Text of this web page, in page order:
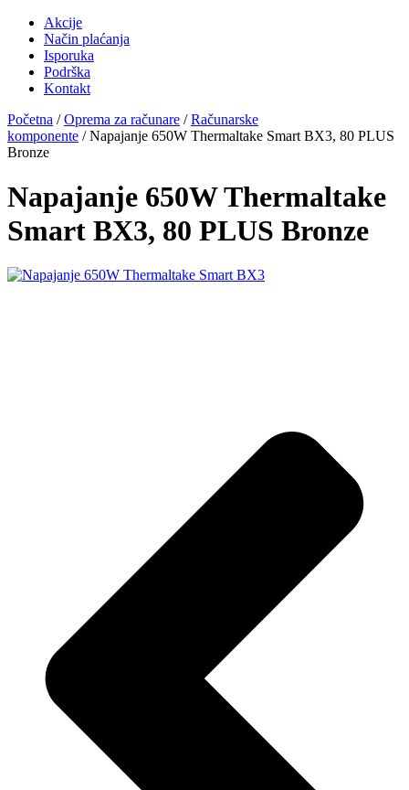
Akcije
Način plaćanja
Isporuka
Podrška
Kontakt
Početna /Oprema za računare /Računarske
komponente / Napajanje 650W Thermaltake Smart BX3, 80 PLUS
Bronze
Napajanje 650W Thermaltake
Smart BX3, 80 PLUS Bronze